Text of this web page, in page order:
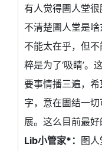
有人觉得圕人堂很
不清楚圕人堂是
不能太在乎，但
粹是为了‘吸睛’。
要事情播三遍，希
字，意在圕结一
展。这么目前最好
Lib小管家*： 图